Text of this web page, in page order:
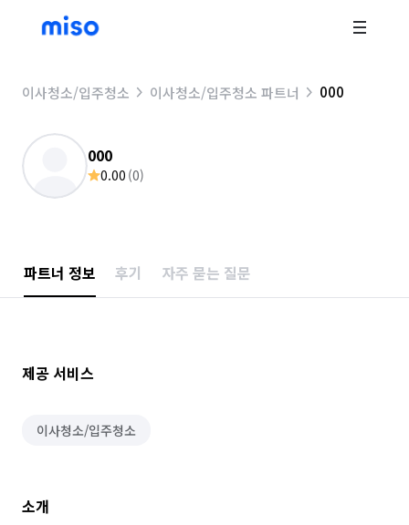
이사청소/입주청소 이사청소/입주청소 파트너 000
000
0.00 (0)
파트너 정보 후기 자주 묻는 질문
제공 서비스
이사청소/입주청소
소개